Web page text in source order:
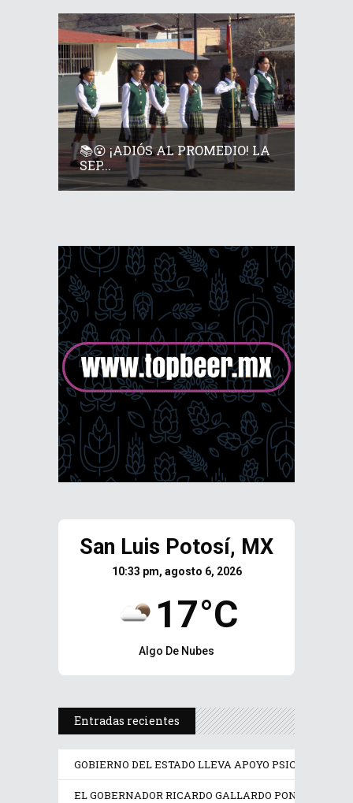
📚😮 ¡ADIÓS AL PROMEDIO! LA
SEP...
San Luis Potosí, MX
10:33 pm, agosto 6, 2026
17°C
Algo De Nubes
Entradas recientes
GOBIERNO DEL ESTADO LLEVA APOYO
EL GOBERNADOR RICARDO GALLARDO PONE EN